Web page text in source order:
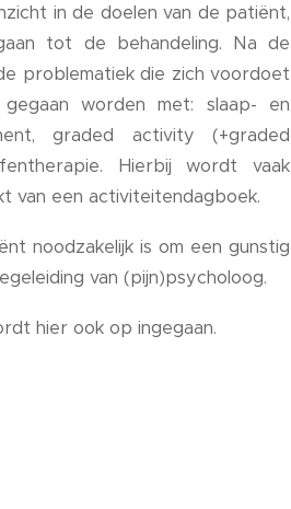
in de doelen van de patiënt,
tot de behandeling. Na de
problematiek die zich voordoet
worden met: slaap- en
graded activity (+graded
Hierbij wordt vaak
van een activiteitendagboek.
noodzakelijk is om een gunstig
van (pijn)psycholoog.
hier ook op ingegaan.